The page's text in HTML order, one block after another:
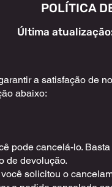
POLÍTICA
Última
a satisfação de
abaixo:
pode cancelá-lo.
de devolução.
solicitou o